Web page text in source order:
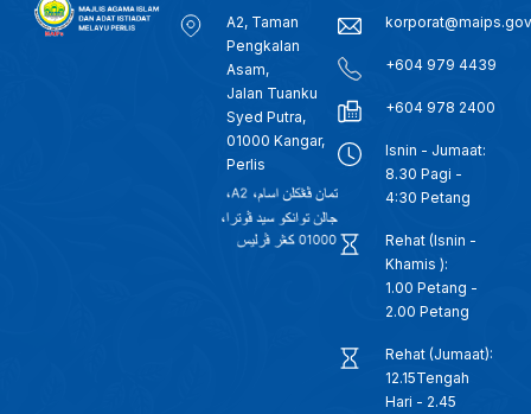
A2, Taman
Pengkalan
Asam,
Jalan Tuanku
Syed Putra,
01000 Kangar,
Perlis
+604 979 4439
+604 978 2400
Isnin - Jumaat:
8.30 Pagi -
4:30 Petang
Rehat (Isnin -
Khamis ):
1.00 Petang -
2.00 Petang
Rehat (Jumaat):
12.15Tengah
Hari - 2.45